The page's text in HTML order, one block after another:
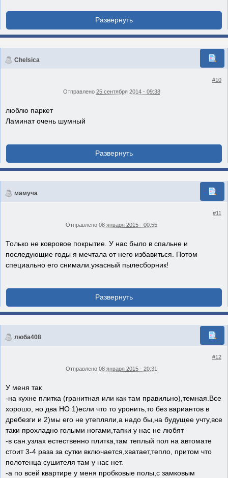
Chelsica
#10
Отправлено 25 сентября 2014 - 09:38
люблю паркет
Ламинат очень шумный
мамуча
#11
Отправлено 08 января 2015 - 00:55
Только не ковровое покрытие. У нас было в спальне и
последующие годы я мечтала от него избавиться. Потом
специально его снимали.ужасный пылесборник!
люба408
#12
Отправлено 08 января 2015 - 20:31
У меня так
-на кухне плитка (гранитная или как там правильно),темная.Все
хорошо, но два НО 1)если что то уронить,то без вариантов в
дребезги и 2)мы его не утепляли,а надо бы,на будущее учту,все
таки прохладно голыми ногами,тапки у нас не любят
-в сан.узлах естественно плитка,там теплый пол на автомате
стоит 3-4 раза за сутки включается,хватает,тепло, притом что
полотенца сушителя там у нас нет.
-а по всей квартире у меня пробковые полы,с замковым